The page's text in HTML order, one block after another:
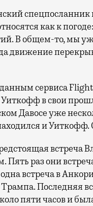
спецпосланник
как к
В общем-то, мы
движение
сервиса
в свои
Давосе уже
и Уиткофф.
встреча
Пять раз они
встреча в
Последняя
пяти часов и